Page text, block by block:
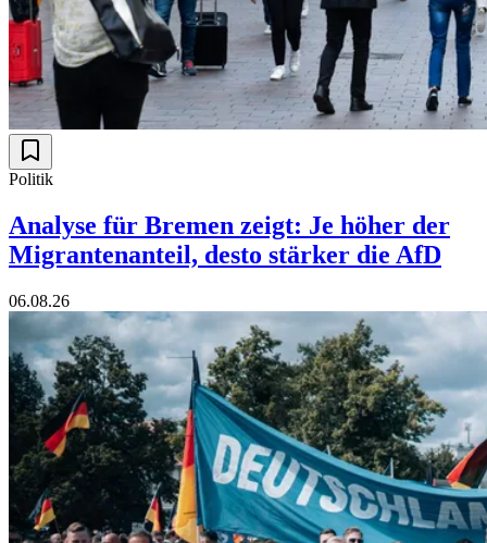
Politik
Analyse für Bremen zeigt: Je höher der
Migrantenanteil, desto stärker die AfD
06.08.26